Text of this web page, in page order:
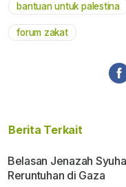
bantuan untuk palestina
forum zakat
Berita Terkait
Belasan Jenazah
Reruntuhan di Gaza